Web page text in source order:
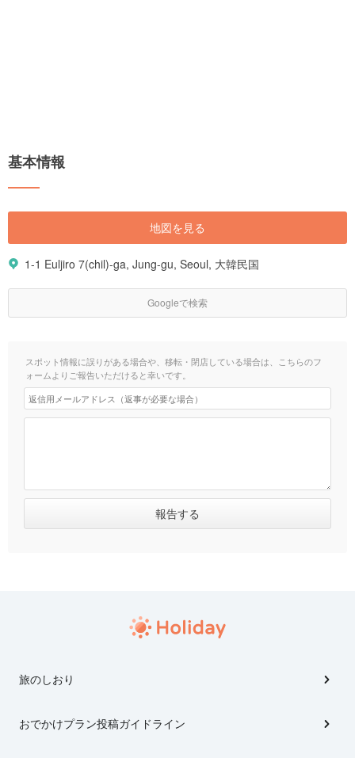
基本情報
地図を見る
1-1 Euljiro 7(chil)-ga, Jung-gu, Seoul, 大韓民国
Googleで検索
スポット情報に誤りがある場合や、移転・閉店している場合は、こちらのフ
ォームよりご報告いただけると幸いです。
旅のしおり
おでかけプラン投稿ガイドライン